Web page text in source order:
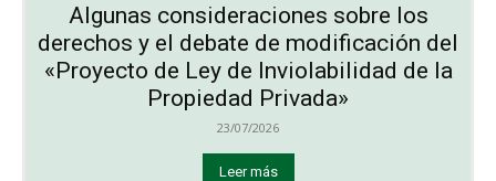
Algunas consideraciones sobre los
derechos y el debate de modificación del
«Proyecto de Ley de Inviolabilidad de la
Propiedad Privada»
23/07/2026
Leer más